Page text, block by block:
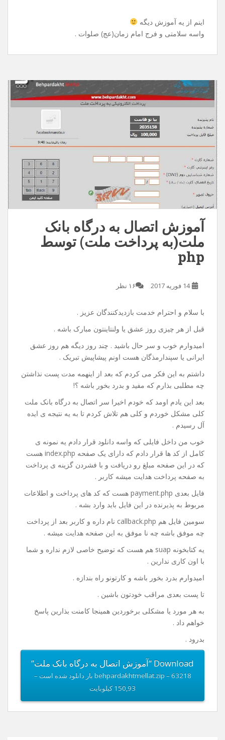
اینم از یه آموزش دیگه
واسه سلامتی و فرج امام زمان(عج) صلوات .
آموزش اتصال به درگاه بانک
ملت(به پرداخت ملت) توسط
php
14 فوریه 2017 ۱۶ نظر
با سلام و احترام خدمت بازدیدکنندگان عزیز .
قبل از هر چیزی روز عشق یا ولنتاینتون مبارک باشه .
امیدوارم خوب و سر حال باشید . چند روز دیگه هم روز عشق
ایرانی یا سپندارمذگان هست اونم پیشاپیش تبریک .
داشتم به این فکر می کردم که بعد از اینهمه مدت پست نذاشتن
چه مطلبی بذارم که مفید و بدرد بخور باشه ؟!
بعد این یادم اومد که خودم اخیرا سر اتصال به درگاه بانک ملت
کلی مشکل خوردم و کلی هم تلاش کردم تا به یه نتیجه ی ایده
آل رسیدم .
خوب من داخل فایلی که واسه دانلود قرار دادم یه نمونه ی
کامل از کد ها قرار دادم که دارای یک صفحه index.php هست
که در این صفحه مبلغ رو دریافت و با فشردن گزینه ی پرداخت
به صفحه پرداخت هدایت میشه کاربر .
فایل بعدی payment.php هست که کد های پرداخت و اطلاعات
مربوط به پذیرنده در این فایل باید وارد بشه .
سومین فایل هم callback.php نام داره و کاربر بعد از پرداخت
چه موفق باشه چه نا موفق به این صفحه هدایت میشه .
یه کتابخونه suap هم هست که توضیح خاصی لازم نداره و شما
با اون کاری ندارین .
امیدوارم بدرد بخور باشه و کارتونو راه بندازه .
تا پست بعدی مراقب خودتون باشین .
به هر مورد یا مشکلی برخوردین همینجا کامنت بذارین پاسخ
خواهم داد .
بدرود .
Download “آموزش اتصال به درگاه بانک ملت”
behpardakhtmellat.zip – 63218 بار دانلود شده است –
150,93 کیلوبایت